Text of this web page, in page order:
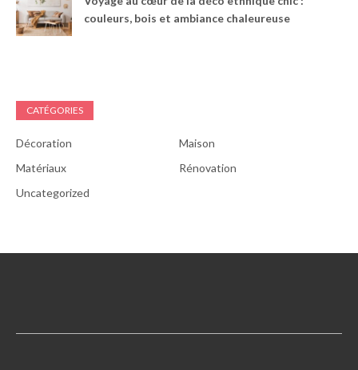
couleurs, bois et ambiance chaleureuse
CATÉGORIES
Décoration
Maison
Matériaux
Rénovation
Uncategorized